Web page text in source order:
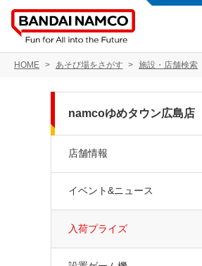
HOME あそび場をさがす 施設・店舗検索
namcoゆめタウン広島店
店舗情報
イベント&ニュース
入荷プライズ